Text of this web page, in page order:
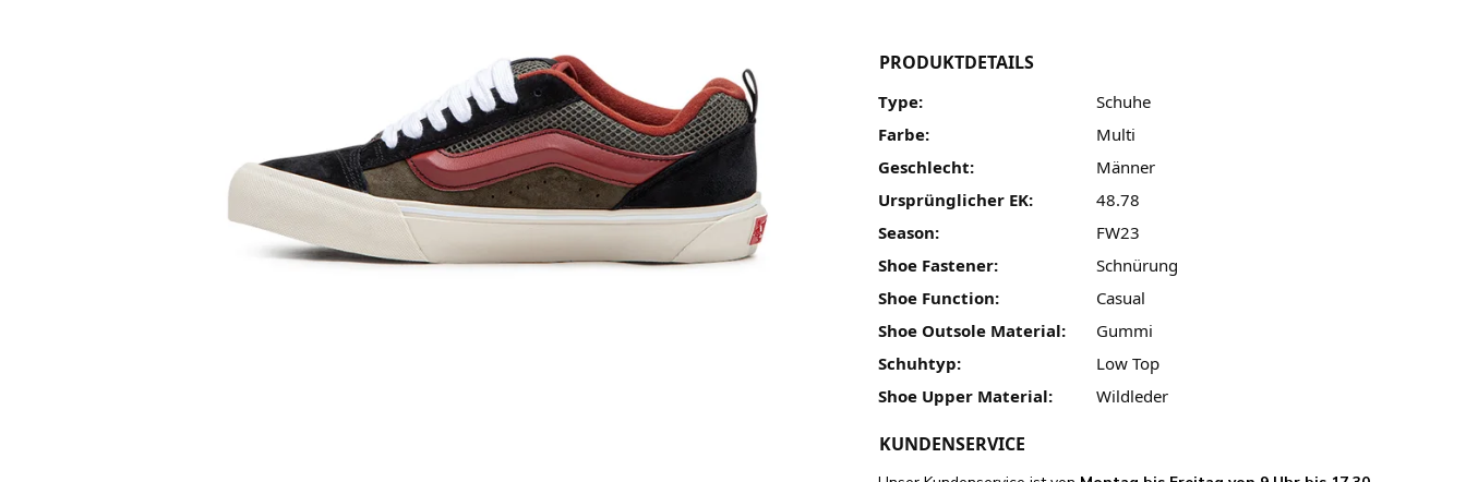
PRODUKTDETAILS
Type:
Schuhe
Farbe:
Multi
Geschlecht:
Männer
Ursprünglicher EK:
48.78
Season:
FW23
Shoe Fastener:
Schnürung
Shoe Function:
Casual
Shoe Outsole Material:
Gummi
Schuhtyp:
Low Top
Shoe Upper Material:
Wildleder
KUNDENSERVICE